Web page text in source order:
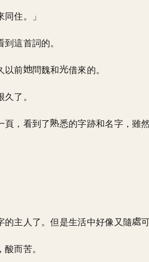
同住。」
這首詞的。
以前 問魏和 借來的。
了。
頁，看到了
悉的字跡和名字，雖
的主人了。但是生活中好像又隨
酸而苦。